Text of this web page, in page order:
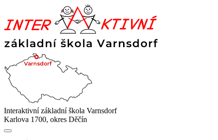
Interaktivní základní škola Varnsdorf
Karlova 1700, okres Děčín